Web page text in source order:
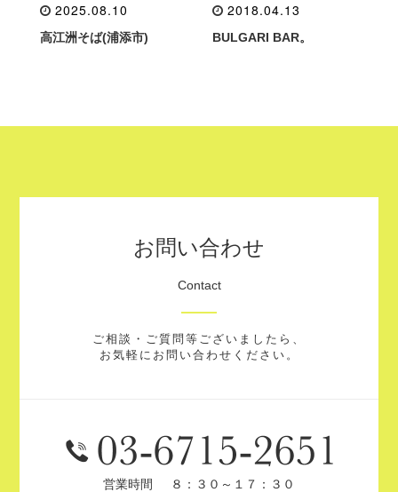
2025.08.10
高江洲そば(浦添市)
2018.04.13
BULGARI BAR。
お問い合わせ
Contact
ご相談・ご質問等ございましたら、
お気軽にお問い合わせください。
営業時間 ８：３０～１７：３０